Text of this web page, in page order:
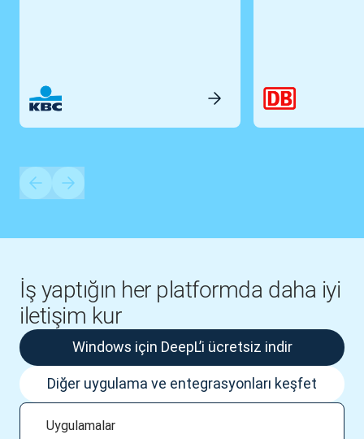
İş yaptığın her platformda daha iyi
iletişim kur
Uygulamalar
Windows için DeepL’i ücretsiz indir
Diğer uygulama ve entegrasyonları keşfet